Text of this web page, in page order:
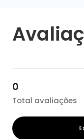
0
Total avaliações